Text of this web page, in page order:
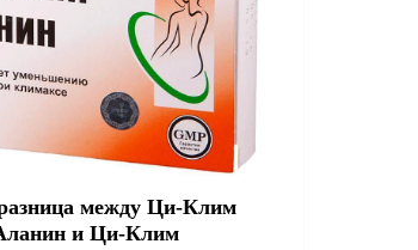
между Ци-Клим
и Ци-Клим